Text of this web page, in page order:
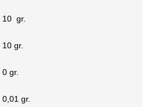
10 gr.
10 gr.
0 gr.
0,01 gr.